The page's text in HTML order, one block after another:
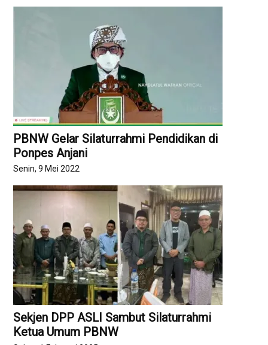
PBNW Gelar Silaturrahmi Pendidikan di
Ponpes Anjani
Senin, 9 Mei 2022
Sekjen DPP ASLI Sambut Silaturrahmi
Ketua Umum PBNW